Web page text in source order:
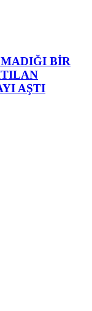
BİR
AŞTI